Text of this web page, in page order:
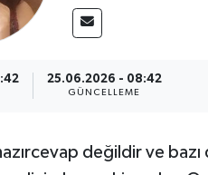
25.06.2026 - 08:42
GÜNCELLEME
değildir ve